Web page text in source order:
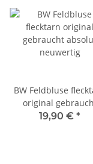
BW Feldbluse
original
absolut neuwertig
19,90 € *